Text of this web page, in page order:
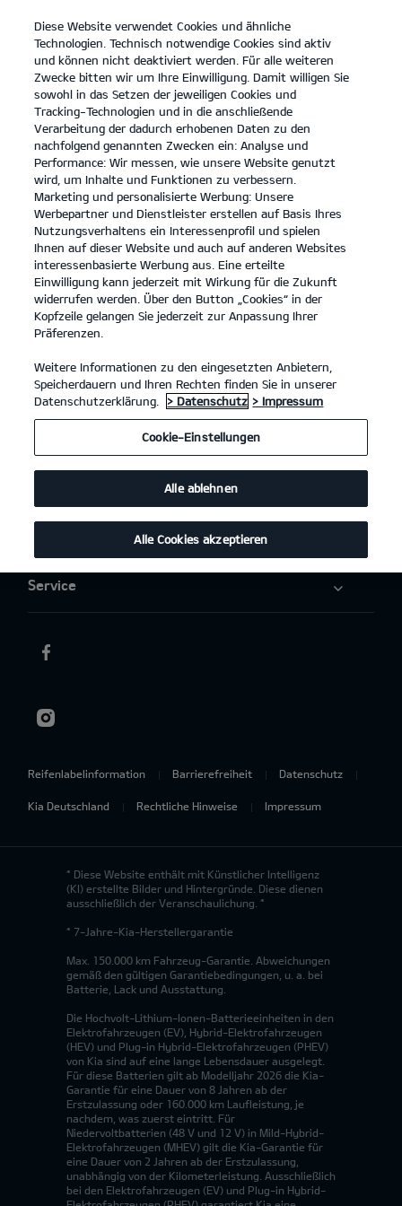
open
menu
KONTAKT
PROBEFAHRT
Modelle
Business
Angebote
Elektromobilität
Aktuelles
Service
Reifenlabelinformation Barrierefreiheit Datenschutz
Kia Deutschland Rechtliche Hinweise Impressum
* Diese Website enthält mit Künstlicher Intelligenz
(KI) erstellte Bilder und Hintergründe. Diese dienen
ausschließlich der Veranschaulichung. *
* 7-Jahre-Kia-Herstellergarantie
Max. 150.000 km Fahrzeug-Garantie. Abweichungen
gemäß den gültigen Garantiebedingungen, u. a. bei
Batterie, Lack und Ausstattung.
Die Hochvolt-Lithium-Ionen-Batterieeinheiten in den
Elektrofahrzeugen (EV), Hybrid-Elektrofahrzeugen
(HEV) und Plug-in Hybrid-Elektrofahrzeugen (PHEV)
von Kia sind auf eine lange Lebensdauer ausgelegt.
Für diese Batterien gilt ab Modelljahr 2026 die Kia-
Garantie für eine Dauer von 8 Jahren ab der
Erstzulassung oder 160.000 km Laufleistung, je
nachdem, was zuerst eintritt. Für
Niedervoltbatterien (48 V und 12 V) in Mild-Hybrid-
Elektrofahrzeugen (MHEV) gilt die Kia-Garantie für
eine Dauer von 2 Jahren ab der Erstzulassung,
unabhängig von der Kilometerleistung. Ausschließlich
bei den Elektrofahrzeugen (EV) und Plug-in Hybrid-
Diese Website verwendet Cookies und ähnliche
Technologien. Technisch notwendige Cookies sind aktiv
und können nicht deaktiviert werden. Für alle weiteren
Zwecke bitten wir um Ihre Einwilligung. Damit willigen Sie
sowohl in das Setzen der jeweiligen Cookies und
Tracking-Technologien und in die anschließende
Verarbeitung der dadurch erhobenen Daten zu den
nachfolgend genannten Zwecken ein: Analyse und
Performance: Wir messen, wie unsere Website genutzt
wird, um Inhalte und Funktionen zu verbessern.
Marketing und personalisierte Werbung: Unsere
Werbepartner und Dienstleister erstellen auf Basis Ihres
Nutzungsverhaltens ein Interessenprofil und spielen
Ihnen auf dieser Website und auch auf anderen Websites
interessenbasierte Werbung aus. Eine erteilte
Einwilligung kann jederzeit mit Wirkung für die Zukunft
widerrufen werden. Über den Button „Cookies“ in der
Kopfzeile gelangen Sie jederzeit zur Anpassung Ihrer
Präferenzen.
Weitere Informationen zu den eingesetzten Anbietern,
Speicherdauern und Ihren Rechten finden Sie in unserer
Datenschutzerklärung.
> Datenschutz > Impressum
Cookie-Einstellungen
Alle ablehnen
Alle Cookies akzeptieren